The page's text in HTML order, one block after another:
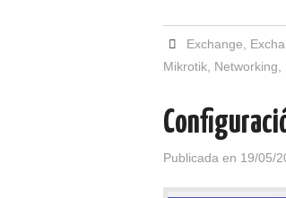
Exchange
Mikrotik Networking
Publicada en 19/05/